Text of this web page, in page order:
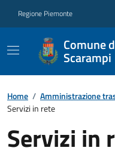
Regione Piemonte
Comune
Scarampi
Home / Amministrazione
Servizi in rete
Servizi in